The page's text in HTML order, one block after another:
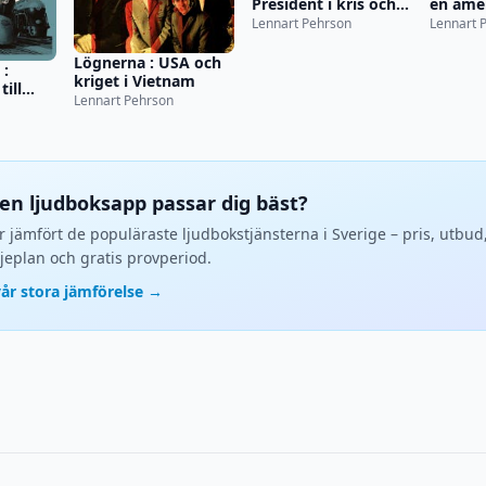
till
Lögnerna : USA och
kriget i Vietnam
Lennart Pehrson
krig
Lennart Pehrson
dynasti
Lennart
ljudboksapp passar dig bäst?
jämfört de populäraste ljudbokstjänsterna i Sverige – pris, utbud,
och gratis provperiod.
stora jämförelse →